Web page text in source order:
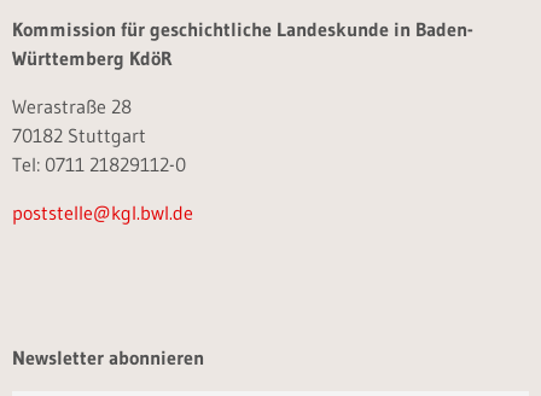
Kommission für geschichtliche Landeskunde in Baden-
Württemberg KdöR
Werastraße 28
70182 Stuttgart
Tel: 0711 21829112-0
poststelle@kgl.bwl.de
Newsletter abonnieren